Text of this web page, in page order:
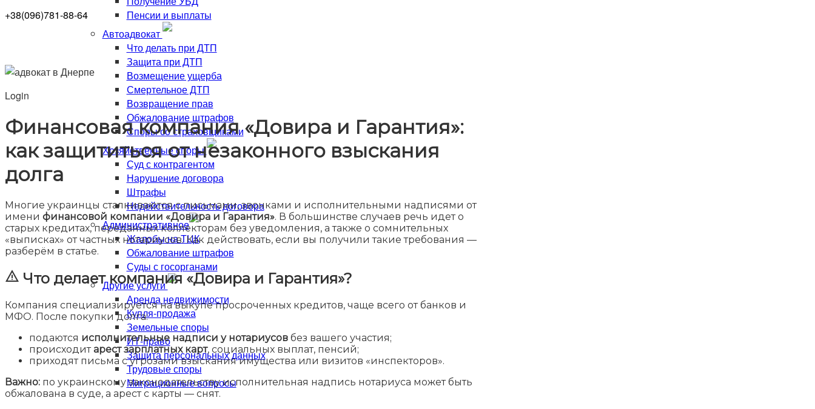
Пенсии и выплаты
Автоадвокат
Что делать при ДТП
Защита при ДТП
Возмещение ущерба
Смертельное ДТП
Возвращение прав
Обжалование штрафов
Споры со страховщиками
Хозяйственные споры
Суд с контрагентом
Нарушение договора
Штрафы
Недействительность договора
Административное
Жалобы на ТЦК
Обжалование штрафов
Суды с госорганами
Другие услуги
Аренда недвижимости
Купля-продажа
Земельные споры
ИТ-право
Защита персональных данных
Трудовые споры
Миграционные вопросы
+38(096)781-88-64
Login
Финансовая компания «Довира и Гарантия»:
как защититься от незаконного взыскания
долга
Многие украинцы сталкиваются с письмами, звонками и исполнительными надписями от
имени финансовой компании «Довира и Гарантия». В большинстве случаев речь идет о
старых кредитах, переданных коллекторам без уведомления, а также о сомнительных
«выписках» от частных нотариусов. Как действовать, если вы получили такие требования —
разберём в статье.
warning Что делает компания «Довира и Гарантия»?
Компания специализируется на выкупе просроченных кредитов, чаще всего от банков и
МФО. После покупки долга:
подаются исполнительные надписи у нотариусов без вашего участия;
происходитарест зарплатных карт, социальных выплат, пенсий;
приходят письма с угрозами взыскания имущества или визитов «инспекторов».
Важно: по украинскому законодательству исполнительная надпись нотариуса может быть
обжалована в суде, а арест с карты — снят.